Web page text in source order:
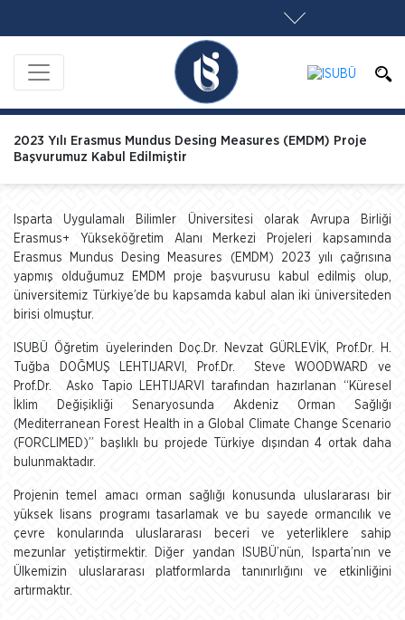
2023 Yılı Erasmus Mundus Desing Measures (EMDM) Proje
Başvurumuz Kabul Edilmiştir
Isparta Uygulamalı Bilimler Üniversitesi olarak Avrupa Birliği
Erasmus+ Yükseköğretim Alanı Merkezi Projeleri kapsamında
Erasmus Mundus Desing Measures (EMDM) 2023 yılı çağrısına
yapmış olduğumuz EMDM proje başvurusu kabul edilmiş olup,
üniversitemiz Türkiye’de bu kapsamda kabul alan iki üniversiteden
birisi olmuştur.
ISUBÜ Öğretim üyelerinden Doç.Dr. Nevzat GÜRLEVİK, Prof.Dr. H.
Tuğba DOĞMUŞ LEHTIJARVI, Prof.Dr. Steve WOODWARD ve
Prof.Dr. Asko Tapio LEHTIJARVI tarafından hazırlanan “Küresel
İklim Değişikliği Senaryosunda Akdeniz Orman Sağlığı
(Mediterranean Forest Health in a Global Climate Change Scenario
(FORCLIMED)” başlıklı bu projede Türkiye dışından 4 ortak daha
bulunmaktadır.
Projenin temel amacı orman sağlığı konusunda uluslararası bir
yüksek lisans programı tasarlamak ve bu sayede ormancılık ve
çevre konularında uluslararası beceri ve yeterliklere sahip
mezunlar yetiştirmektir. Diğer yandan ISUBÜ’nün, Isparta’nın ve
Ülkemizin uluslararası platformlarda tanınırlığını ve etkinliğini
artırmaktır.